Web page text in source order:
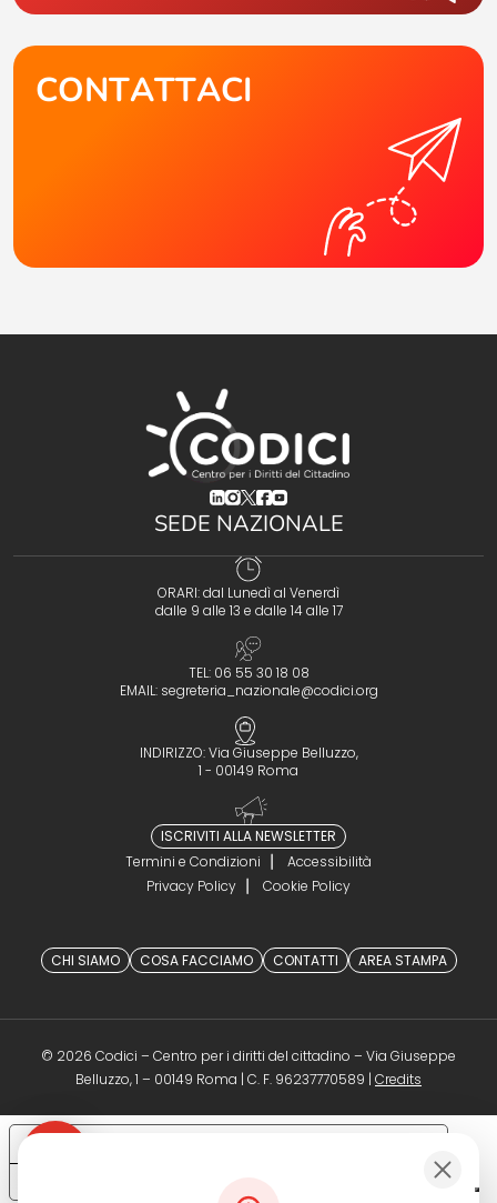
CONTATTACI
(opens in a new tab)
(opens in a new tab)
(opens in a new tab)
(opens in a new tab)
(opens in a new tab)
SEDE NAZIONALE
ORARI: dal Lunedì al Venerdì
dalle 9 alle 13 e dalle 14 alle 17
TEL: 06 55 30 18 08
EMAIL: segreteria_nazionale@codici.org
INDIRIZZO: Via Giuseppe Belluzzo,
1 - 00149 Roma
ISCRIVITI ALLA NEWSLETTER
Termini e Condizioni
Accessibilità
Privacy Policy
Cookie Policy
CHI SIAMO COSA FACCIAMO CONTATTI AREA STAMPA
© 2026 Codici – Centro per i diritti del cittadino – Via Giuseppe
Belluzzo, 1 – 00149 Roma | C. F. 96237770589 | Credits